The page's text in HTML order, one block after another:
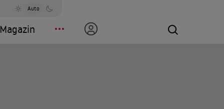
Auto
Magazin